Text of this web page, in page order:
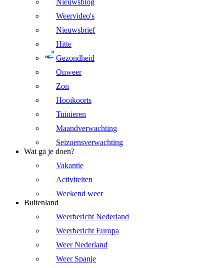
Nieuwsblog
Weervideo's
Nieuwsbrief
Hitte
Gezondheid
Onweer
Zon
Hooikoorts
Tuinieren
Maandverwachting
Seizoensverwachting
Wat ga je doen?
Vakantie
Activiteiten
Weekend weer
Buitenland
Weerbericht Nederland
Weerbericht Europa
Weer Nederland
Weer Spanje